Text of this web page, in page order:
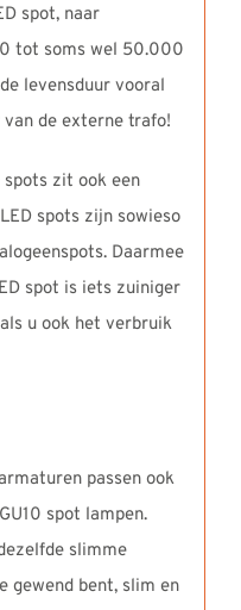
spot, naar
tot soms wel 50.000
levensduur vooral
de externe trafo!
spots zit ook een
spots zijn sowieso
Daarmee
spot is iets zuiniger
u ook het verbruik
passen ook
spot lampen.
slimme
gewend bent, slim en